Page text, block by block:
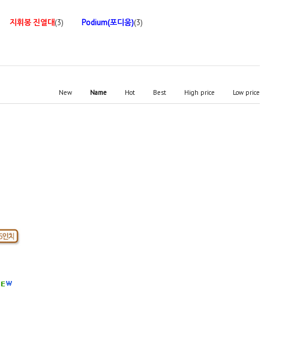
지휘봉 진열대(3) Podium(포디움)(3)
New Name Hot Best High price Low price